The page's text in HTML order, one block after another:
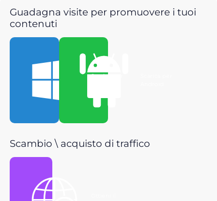
Guadagna visite per promuovere i tuoi
contenuti
Scarica per
Scambio \ acquisto di traffico